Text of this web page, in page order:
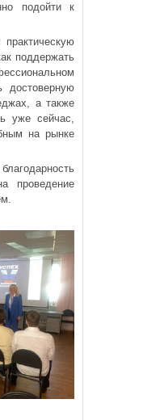
подойти к
поддержать
достоверную
а также
уже сейчас,
на рынке
проведение